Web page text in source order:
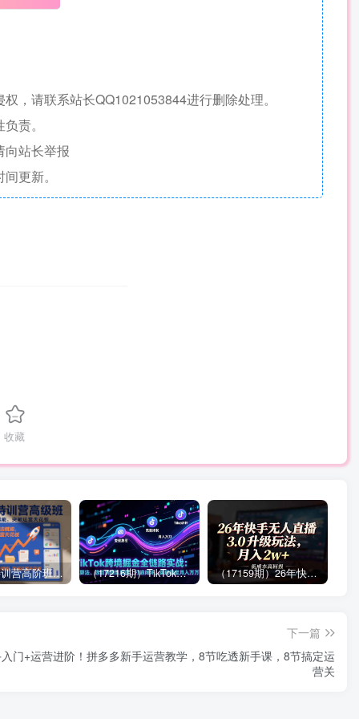
，请联系站长QQ1021053844进行删除处理。
责。
向站长举报
更新。
收藏
拼多多特训营高阶班，独家玩法赋能，突破运营天花板（更新26年1月） （17216期）TikTok跨境掘金全链路实战：从算法、选品到团队管理，打通闭环，实现稳定月入万刀 （17159期）26年快手无人直播3.0升级玩法，低成本高回报，月入2w+
下一篇
门+运营进阶！拼多多新手运营教学，8节吃透新手课，8节搞定运
营关